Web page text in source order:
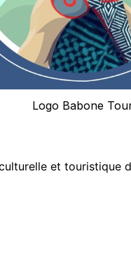
Logo Babone
et touristique